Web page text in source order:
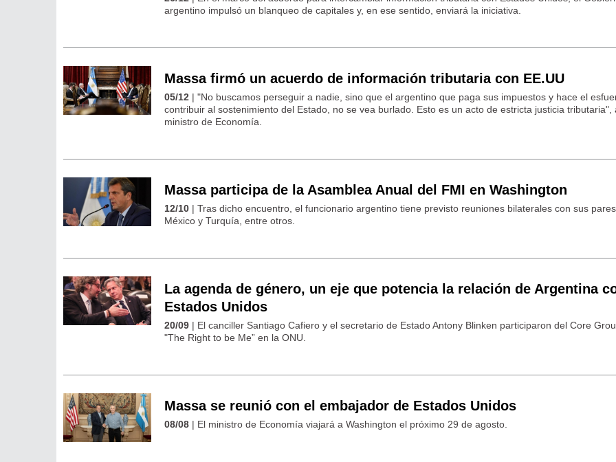
argentino impulsó un blanqueo de capitales y, en ese sentido, enviará la iniciativa.
Massa firmó un acuerdo de información tributaria con EE.UU
05/12 | "No buscamos perseguir a nadie, sino que el argentino que paga sus impuestos y hace el
contribuir al sostenimiento del Estado, no se vea burlado. Esto es un acto de estricta justicia tributaria",
ministro de Economía.
Massa participa de la Asamblea Anual del FMI en Washington
12/10 | Tras dicho encuentro, el funcionario argentino tiene previsto reuniones bilaterales con sus
México y Turquía, entre otros.
La agenda de género, un eje que potencia la relación de Argentina
Estados Unidos
20/09 | El canciller Santiago Cafiero y el secretario de Estado Antony Blinken participaron del Core
"The Right to be Me” en la ONU.
Massa se reunió con el embajador de Estados Unidos
08/08 | El ministro de Economía viajará a Washington el próximo 29 de agosto.